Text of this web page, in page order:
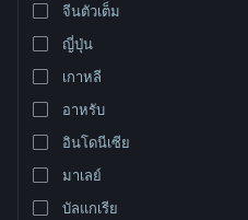
เปลี่ยนภาษา
รับแอป Steam แบบพกพา
ชมเว็บไซต์สำหรับเดสก์ท็อป
จีนตัวเต็ม
ญี่ปุ่น
เกาหลี
อาหรับ
อินโดนีเซีย
มาเลย์
บัลแกเรีย
0 ผลลัพธ์ตรงกับที่คุณค้นหา 1 ผลิตภัณฑ์
แต่งของคุณ